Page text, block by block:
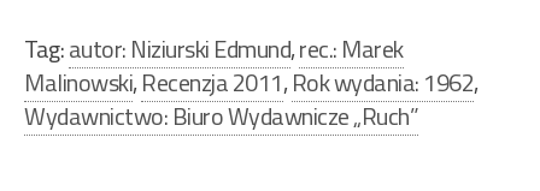
Tag:autor: Niziurski Edmund,rec.: Marek
Malinowski,Recenzja 2011,Rok wydania: 1962,
Wydawnictwo: Biuro Wydawnicze „Ruch”